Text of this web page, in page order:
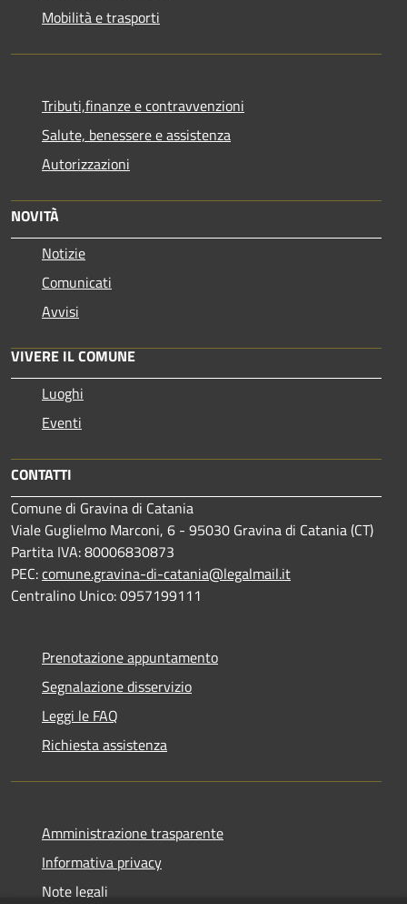
Mobilità e trasporti
Tributi,finanze e contravvenzioni
Salute, benessere e assistenza
Autorizzazioni
NOVITÀ
Notizie
Comunicati
Avvisi
VIVERE IL COMUNE
Luoghi
Eventi
CONTATTI
Comune di Gravina di Catania
Viale Guglielmo Marconi, 6 - 95030 Gravina di Catania (CT)
Partita IVA: 80006830873
PEC:comune.gravina-di-catania@legalmail.it
Centralino Unico: 0957199111
Prenotazione appuntamento
Segnalazione disservizio
Leggi le FAQ
Richiesta assistenza
Amministrazione trasparente
Informativa privacy
Note legali